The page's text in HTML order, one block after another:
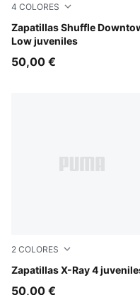
4 COLORES
Zapatillas Shuffle
Low juveniles
PUMA White-PUMA
50,00 €
2 COLORES
Zapatillas X-Ray 4
PUMA Black-Créme
50,00 €